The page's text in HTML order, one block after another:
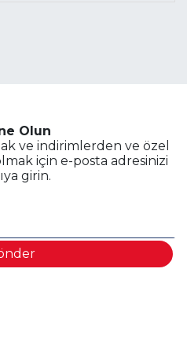
Olun
ve indirimlerden ve özel
için e-posta adresinizi
girin.